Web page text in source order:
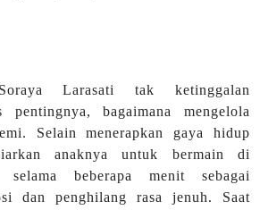
Larasati tak ketinggalan
pentingnya, bagaimana mengelola
Selain menerapkan gaya hidup
anaknya untuk bermain di
selama beberapa menit sebagai
dan penghilang rasa jenuh. Saat